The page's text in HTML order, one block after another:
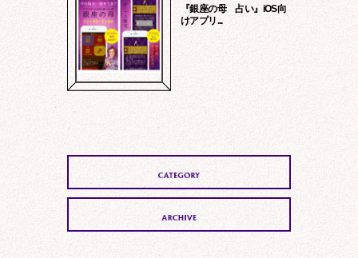
第三者の生命、身体、財産保護のため必
要である場合
『銀座の母 占い』iOS向
けアプリ...